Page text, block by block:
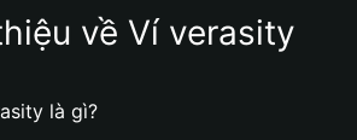
về Ví verasity
là gì?